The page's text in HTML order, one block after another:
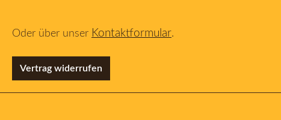
Oder über unser Kontaktformular.
Vertrag widerrufen